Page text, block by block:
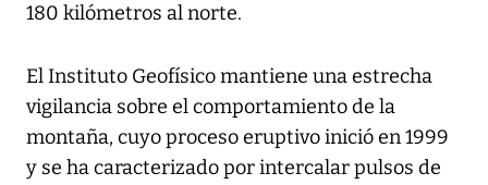
180 kilómetros al norte.
El Instituto Geofísico mantiene una estrecha
vigilancia sobre el comportamiento de la
montaña, cuyo proceso eruptivo inició en 1999
y se ha caracterizado por intercalar pulsos de